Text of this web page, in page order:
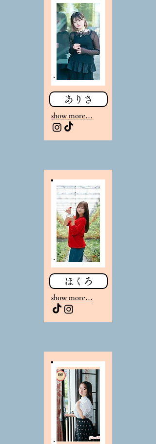
ありさ
show more…
ほくろ
show more…